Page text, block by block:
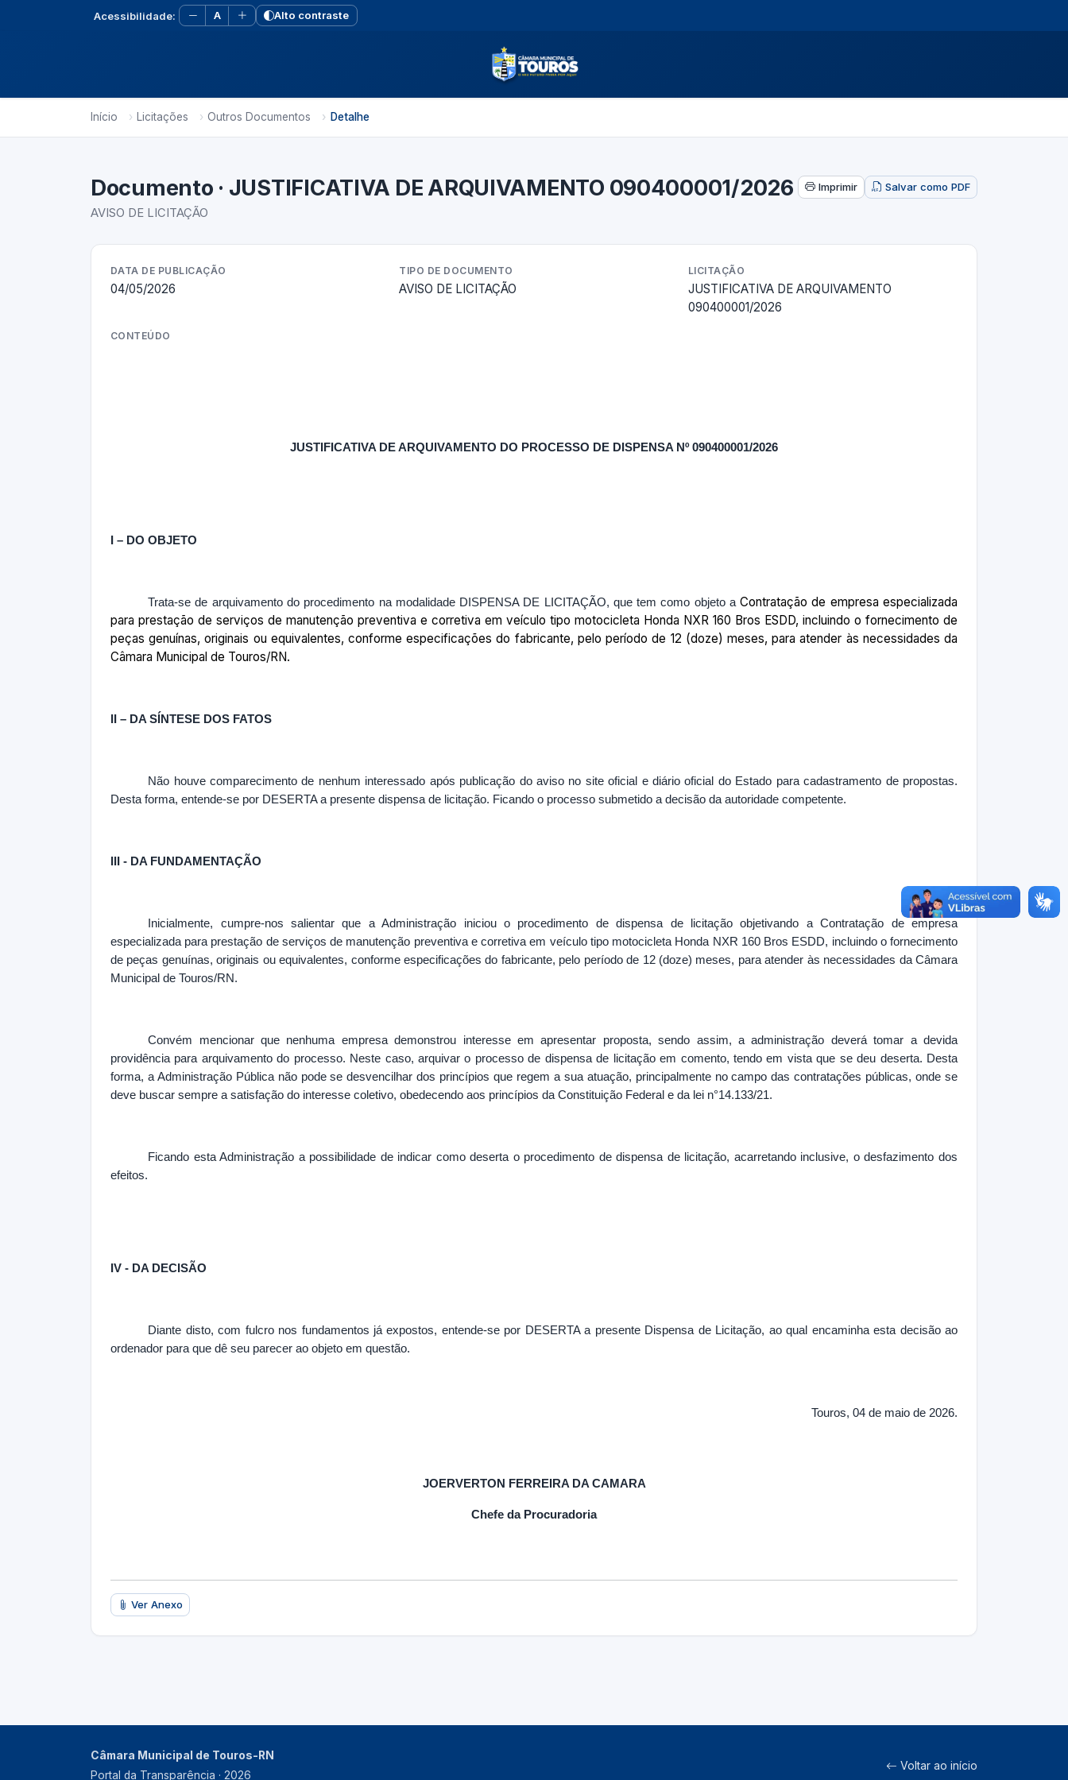
Acessibilidade: A Alto contraste
Início Licitações Outros Documentos Detalhe
Documento · JUSTIFICATIVA DE ARQUIVAMENTO 090400001/2026
AVISO DE LICITAÇÃO
Imprimir Salvar como PDF
DATA DE PUBLICAÇÃO
04/05/2026
TIPO DE DOCUMENTO
AVISO DE LICITAÇÃO
LICITAÇÃO
JUSTIFICATIVA DE ARQUIVAMENTO
090400001/2026
CONTEÚDO
JUSTIFICATIVA DE ARQUIVAMENTO DO PROCESSO DE DISPENSA Nº 090400001/2026
I – DO OBJETO
Trata-se de arquivamento do procedimento na modalidade DISPENSA DE LICITAÇÃO, que tem como objeto aContratação de empresa especializada
para prestação de serviços de manutenção preventiva e corretiva em veículo tipo motocicleta Honda NXR 160 Bros ESDD, incluindo o fornecimento de
peças genuínas, originais ou equivalentes, conforme especificações do fabricante, pelo período de 12 (doze) meses, para atender às necessidades da
Câmara Municipal de Touros/RN.
II – DA SÍNTESE DOS FATOS
Não houve comparecimento de nenhum interessado após publicação do aviso no site oficial e diário oficial do Estado para cadastramento de propostas.
Desta forma, entende-se por DESERTA a presente dispensa de licitação. Ficando o processo submetido a decisão da autoridade competente.
III - DA FUNDAMENTAÇÃO
Inicialmente, cumpre-nos salientar que a Administração iniciou o procedimento de dispensa de licitação objetivando a Contratação de empresa
especializada para prestação de serviços de manutenção preventiva e corretiva em veículo tipo motocicleta Honda NXR 160 Bros ESDD, incluindo o fornecimento
de peças genuínas, originais ou equivalentes, conforme especificações do fabricante, pelo período de 12 (doze) meses, para atender às necessidades da Câmara
Municipal de Touros/RN.
Convém mencionar que nenhuma empresa demonstrou interesse em apresentar proposta, sendo assim, a administração deverá tomar a devida
providência para arquivamento do processo. Neste caso, arquivar o processo de dispensa de licitação em comento, tendo em vista que se deu deserta. Desta
forma, a Administração Pública não pode se desvencilhar dos princípios que regem a sua atuação, principalmente no campo das contratações públicas, onde se
deve buscar sempre a satisfação do interesse coletivo, obedecendo aos princípios da Constituição Federal e da lei n°14.133/21.
Ficando esta Administração a possibilidade de indicar como deserta o procedimento de dispensa de licitação, acarretando inclusive, o desfazimento dos
efeitos.
IV - DA DECISÃO
Diante disto, com fulcro nos fundamentos já expostos, entende-se por DESERTA a presente Dispensa de Licitação, ao qual encaminha esta decisão ao
ordenador para que dê seu parecer ao objeto em questão.
Touros, 04 de maio de 2026.
JOERVERTON FERREIRA DA CAMARA
Chefe da Procuradoria
Ver Anexo
Câmara Municipal de Touros-RN
Portal da Transparência · 2026
Voltar ao início